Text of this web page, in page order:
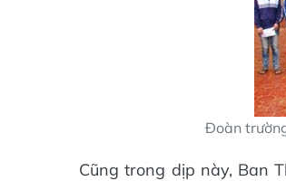
Đoàn
Cũng trong dịp này, Ban